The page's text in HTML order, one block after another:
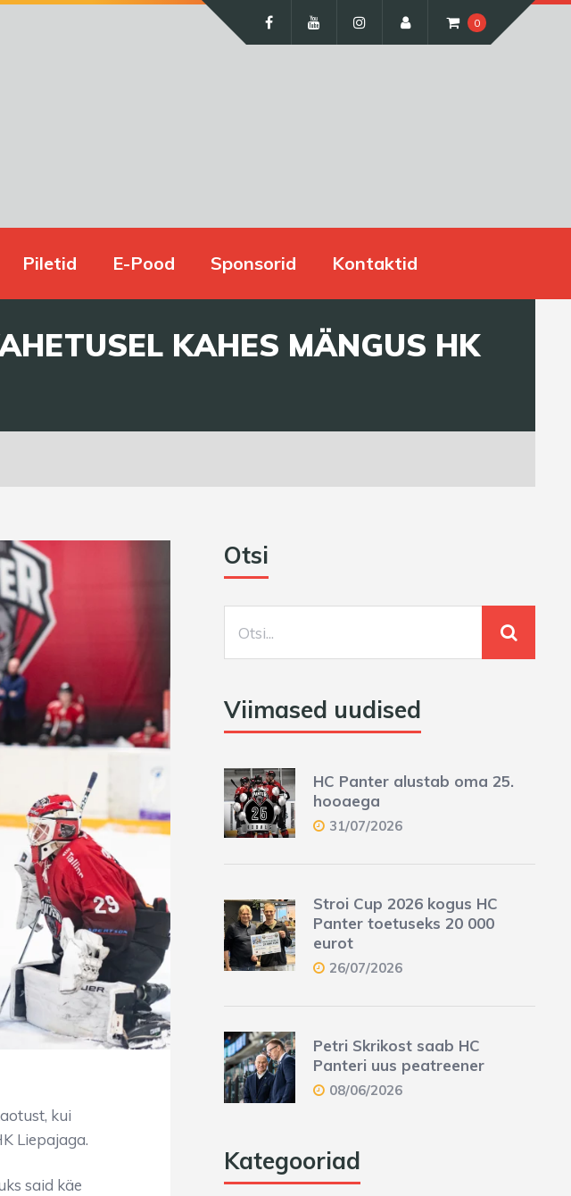
0
Piletid E-Pood Sponsorid Kontaktid
KAHES MÄNGUS HK
kui
Liepajaga.
said käe
Otsi
Viimased uudised
HC Panter alustab oma 25.
hooaega
31/07/2026
Stroi Cup 2026 kogus HC
Panter toetuseks 20 000
eurot
26/07/2026
Petri Skrikost saab HC
Panteri uus peatreener
08/06/2026
Kategooriad